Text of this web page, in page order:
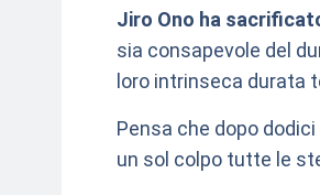
Jiro Ono ha
sia consapevole del
loro intrinseca durata
Pensa che dopo
un sol colpo tutte le